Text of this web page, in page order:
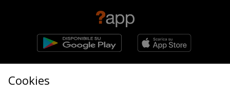
Iscriviti per ottenere uno
Cookies